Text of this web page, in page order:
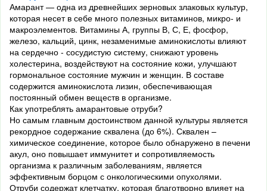
Амарант — одна из древнейших зерновых злаковых культур,
которая несет в себе много полезных витаминов, микро- и
макроэлементов. Витамины А, группы В, С, Е, фосфор,
железо, кальций, цинк, незаменимые аминокислоты влияют
на сердечно - сосудистую систему, снижают уровень
холестерина, воздействуют на состояние кожи, улучшают
гормональное состояние мужчин и женщин. В составе
содержится аминокислота лизин, обеспечивающая
постоянный обмен веществ в организме.
Как употреблять амарантовые отруби?
Но самым главным достоинством данной культуры является
рекордное содержание сквалена (до 6%). Сквален –
химическое соединение, которое было обнаружено в печени
акул, оно повышает иммунитет и сопротивляемость
организма к различным заболеваниям, является
эффективным борцом с онкологическими опухолями.
Отруби содержат клетчатку, которая благотворно влияет на